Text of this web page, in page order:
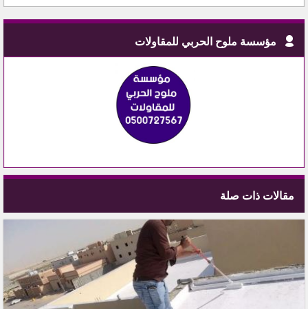
مؤسسة ملوح الحربي للمقاولات
مقالات ذات صلة